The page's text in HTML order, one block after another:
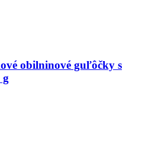
obilninové guľôčky s